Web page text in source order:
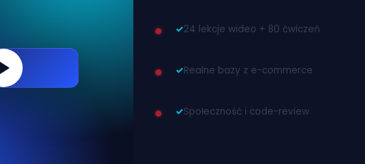
✓24 lekcje wideo + 80 ćwiczeń
✓Realne bazy z e-commerce
✓Społeczność i code-review